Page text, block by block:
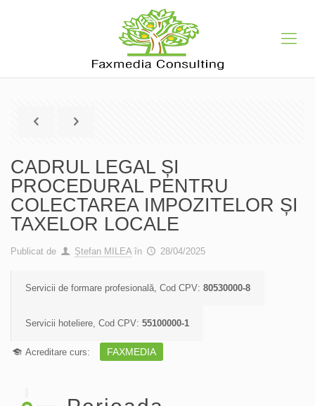
CADRUL LEGAL ȘI
PROCEDURAL PENTRU
COLECTAREA IMPOZITELOR ȘI
TAXELOR LOCALE
Publicat de Ștefan MILEA în 28/04/2025
Servicii de formare profesională, Cod CPV: 80530000-8
Servicii hoteliere, Cod CPV: 55100000-1
Acreditare curs: FAXMEDIA